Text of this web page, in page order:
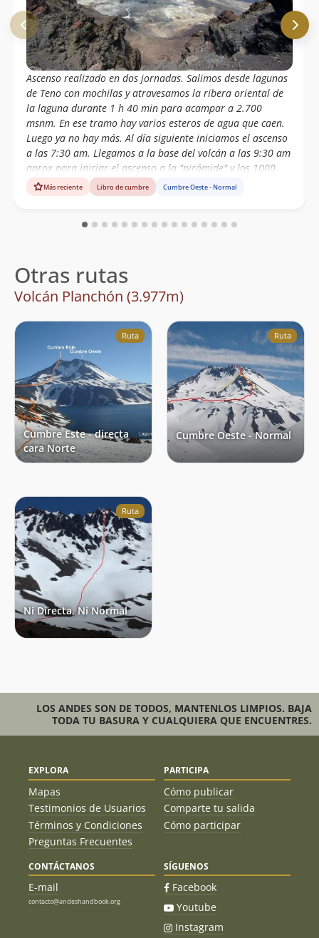
Ascenso realizado en dos jornadas. Salimos desde lagunas
de Teno con mochilas y atravesamos la ribera oriental de
la laguna durante 1 h 40 min para acampar a 2.700
msnm. En ese tramo hay varios esteros de agua que caen.
Luego ya no hay más. Al día siguiente iniciamos el ascenso
a las 7:30 am. Llegamos a la base del volcán a las 9:30 am
aprox para iniciar el ascenso a la "pirámide" y los 1000
mts de desnivel de acarreo y roca por delante. Luego de un
sector de rocas grandes y sueltas con tramos bastante
vista al complejo Peteroa-Azufre, cerro Sosneado y Alto los
jornada. Paula López Nicholas Earle Andrés Couve
Más reciente Libro de cumbre Cumbre Oeste - Normal
Otras rutas
Volcán Planchón (3.977m)
Ruta
Cumbre Este - directa
cara Norte
Ruta
Cumbre Oeste - Normal
Ruta
Ni Directa, Ni Normal
LOS ANDES SON DE TODOS, MANTENLOS LIMPIOS. BAJA
TODA TU BASURA Y CUALQUIERA QUE ENCUENTRES.
EXPLORA
Mapas
Testimonios de Usuarios
Términos y Condiciones
Preguntas Frecuentes
PARTICIPA
Cómo publicar
Comparte tu salida
Cómo participar
CONTÁCTANOS
E-mail
contacto@andeshandbook.org
SÍGUENOS
Facebook
Youtube
Instagram